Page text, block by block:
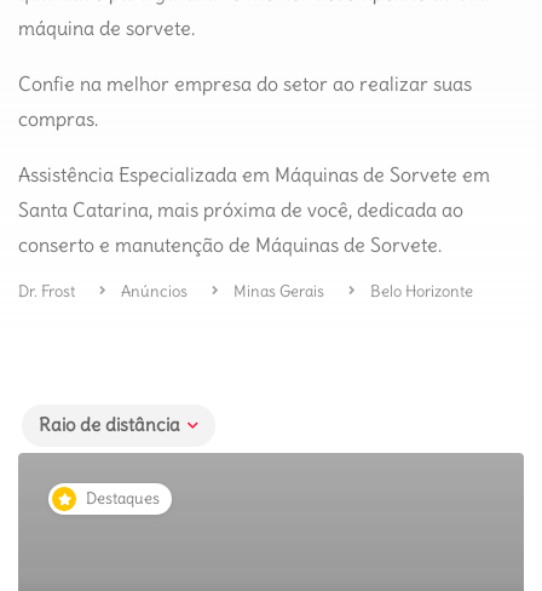
máquina de sorvete.
Confie na melhor empresa do setor ao realizar suas
compras.
Assistência Especializada em Máquinas de Sorvete em
Santa Catarina, mais próxima de você, dedicada ao
conserto e manutenção de Máquinas de Sorvete.
Dr. Frost Anúncios Minas Gerais Belo Horizonte
Raio de distância
Destaques